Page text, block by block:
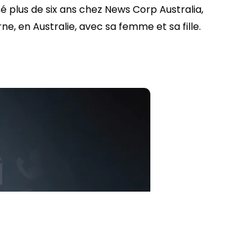
de six ans chez News Corp Australia,
en Australie, avec sa femme et sa fille.